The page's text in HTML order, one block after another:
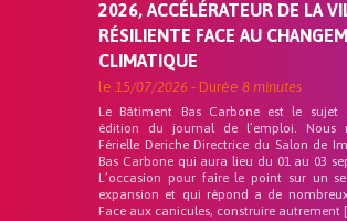
2026, ACCÉLÉRATEUR DE LA
RÉSILIENTE FACE AU
CLIMATIQUE
le 15/07/2026 - Durée 8 minutes
Le Bâtiment Bas Carbone est le sujet
édition du journal de l’emploi. Nous
Férielle Deriche Directrice du Salon de
Bas Carbone qui aura lieu du 01 au 03
L’occasion pour faire le point sur un
expansion et qui répond a de
Face aux canicules, construire autrement